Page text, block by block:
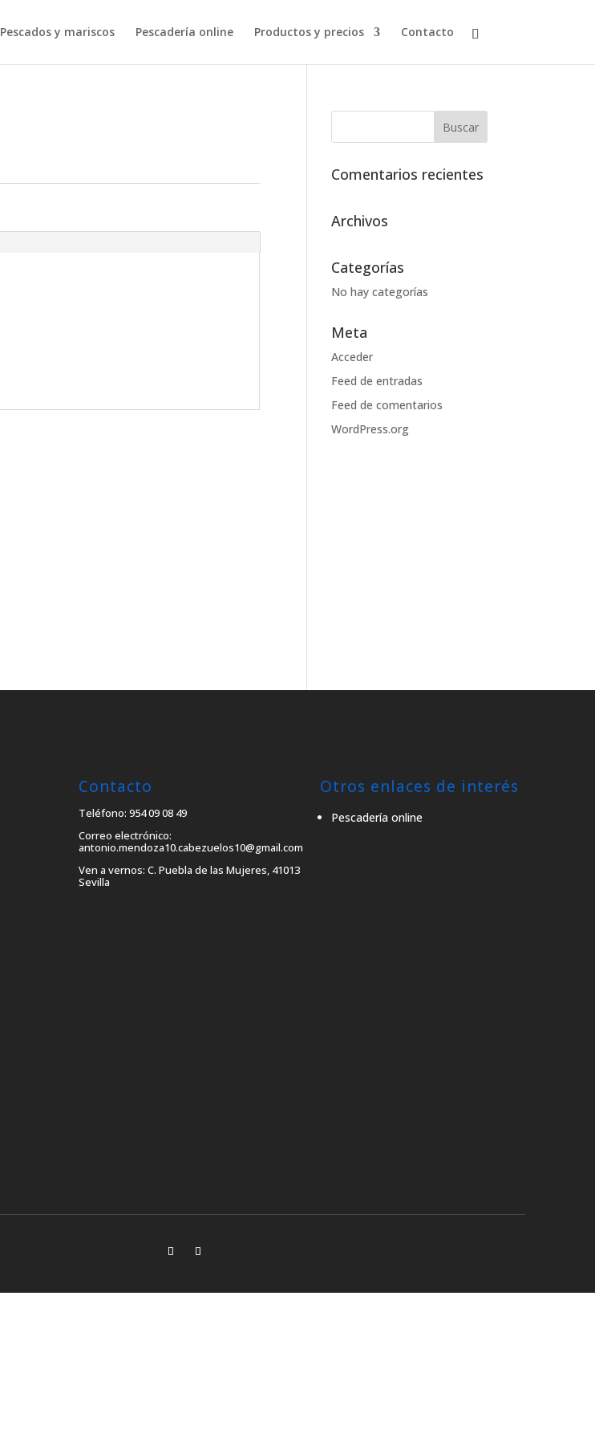
Pescados y mariscos Pescadería online Productos y precios Contacto
Comentarios recientes
Archivos
Categorías
No hay categorías
Meta
Acceder
Feed de entradas
Feed de comentarios
WordPress.org
Contacto
Teléfono: 954 09 08 49
Correo electrónico:
antonio.mendoza10.cabezuelos10@gmail.com
Ven a vernos: C. Puebla de las Mujeres, 41013
Sevilla
Otros enlaces de interés
Pescadería online